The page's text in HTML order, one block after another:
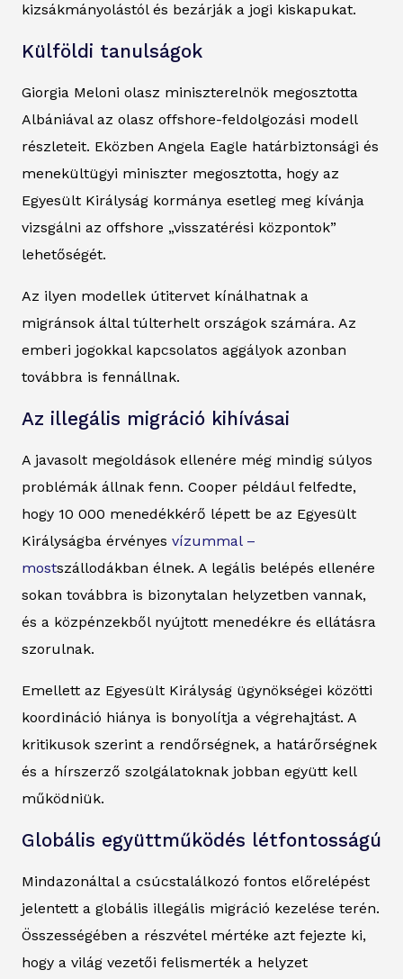
kizsákmányolástól és bezárják a jogi kiskapukat.
Külföldi tanulságok
Giorgia Meloni olasz miniszterelnök megosztotta
Albániával az olasz offshore-feldolgozási modell
részleteit. Eközben Angela Eagle határbiztonsági és
menekültügyi miniszter megosztotta, hogy az
Egyesült Királyság kormánya esetleg meg kívánja
vizsgálni az offshore „visszatérési központok”
lehetőségét.
Az ilyen modellek útitervet kínálhatnak a
migránsok által túlterhelt országok számára. Az
emberi jogokkal kapcsolatos aggályok azonban
továbbra is fennállnak.
Az illegális migráció kihívásai
A javasolt megoldások ellenére még mindig súlyos
problémák állnak fenn. Cooper például felfedte,
hogy 10 000 menedékkérő lépett be az Egyesült
Királyságba érvényes vízummal –
mostszállodákban élnek. A legális belépés ellenére
sokan továbbra is bizonytalan helyzetben vannak,
és a közpénzekből nyújtott menedékre és ellátásra
szorulnak.
Emellett az Egyesült Királyság ügynökségei közötti
koordináció hiánya is bonyolítja a végrehajtást. A
kritikusok szerint a rendőrségnek, a határőrségnek
és a hírszerző szolgálatoknak jobban együtt kell
működniük.
Globális együttműködés létfontosságú
Mindazonáltal a csúcstalálkozó fontos előrelépést
jelentett a globális illegális migráció kezelése terén.
Összességében a részvétel mértéke azt fejezte ki,
hogy a világ vezetői felismerték a helyzet